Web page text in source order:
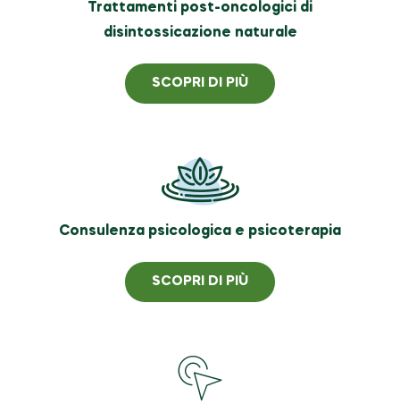
Trattamenti post-oncologici di
disintossicazione naturale
SCOPRI DI PIÙ
Consulenza psicologica e psicoterapia
SCOPRI DI PIÙ